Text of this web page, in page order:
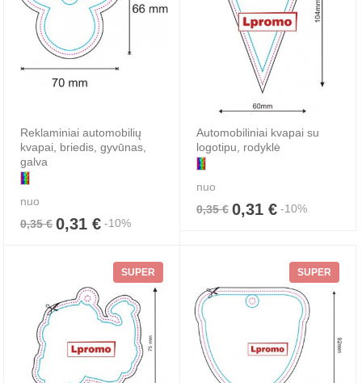
Reklaminiai automobilių
kvapai, briedis, gyvūnas,
galva
nuo
0,35 € 0,31 € -10%
Automobiliniai kvapai su
logotipu, rodyklė
nuo
0,35 € 0,31 € -10%
SUPER SUPER